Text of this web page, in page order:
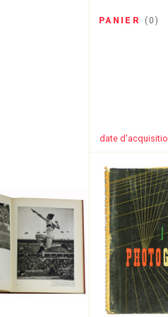
PANIER ( 0)
date